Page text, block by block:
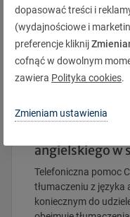
Gdy w wyniku
zwichniesz rękę lub
uszkodzisz
Pomoc w
angielskiego w
Telefoniczna pomoc
tłumaczeniu z języka
koniecznym do
dopasować treści i
(wydajnościowe i
preferencje kliknij
cofnąć w dowolnym
zawiera Polityka cookies.
Zmieniam ustawienia